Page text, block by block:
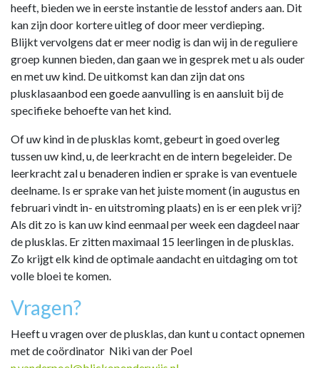
heeft, bieden we in eerste instantie de lesstof anders aan. Dit
kan zijn door kortere uitleg of door meer verdieping.
Blijkt vervolgens dat er meer nodig is dan wij in de reguliere
groep kunnen bieden, dan gaan we in gesprek met u als ouder
en met uw kind. De uitkomst kan dan zijn dat ons
plusklasaanbod een goede aanvulling is en aansluit bij de
specifieke behoefte van het kind.
Of uw kind in de plusklas komt, gebeurt in goed overleg
tussen uw kind, u, de leerkracht en de intern begeleider. De
leerkracht zal u benaderen indien er sprake is van eventuele
deelname. Is er sprake van het juiste moment (in augustus en
februari vindt in- en uitstroming plaats) en is er een plek vrij?
Als dit zo is kan uw kind eenmaal per week een dagdeel naar
de plusklas. Er zitten maximaal 15 leerlingen in de plusklas.
Zo krijgt elk kind de optimale aandacht en uitdaging om tot
volle bloei te komen.
Vragen?
Heeft u vragen over de plusklas, dan kunt u contact opnemen
met de coördinator Niki van der Poel